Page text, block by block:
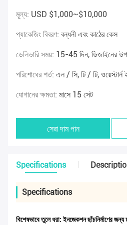
মূল্য: USD $1,000~$10,000
প্যাকেজিং বিবরণ: বন্ধনী এবং কাঠের কেস
ডেলিভারি সময়: 15-45 দিন, ডিজাইনের
পরিশোধের শর্ত: এল / সি, টি / টি, ওয়েস্টার্ন
যোগানের ক্ষমতা: মাসে 15 সেট
সেরা দাম পান
Specifications
Specifications
বিশেষভাবে তুলে ধরা:ইনজেকশন ছাঁচনির্মাণের